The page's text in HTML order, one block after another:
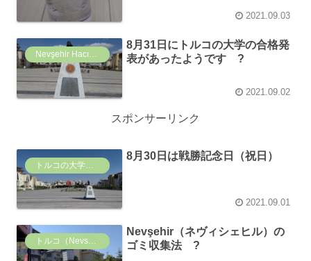
2021.09.03
Nevşehir Hacı Bektaş Veli Üniversitesi
8月31日にトルコの大学の合格発
表があったようです ?
2021.09.02
スポンサーリンク
トルコの大学事情
8月30日は戦勝記念日（祝日）
2021.09.01
トルコ（Nevsehir ）の風景
Nevşehir（ネヴィシェヒル）の
ゴミ収集法 ?